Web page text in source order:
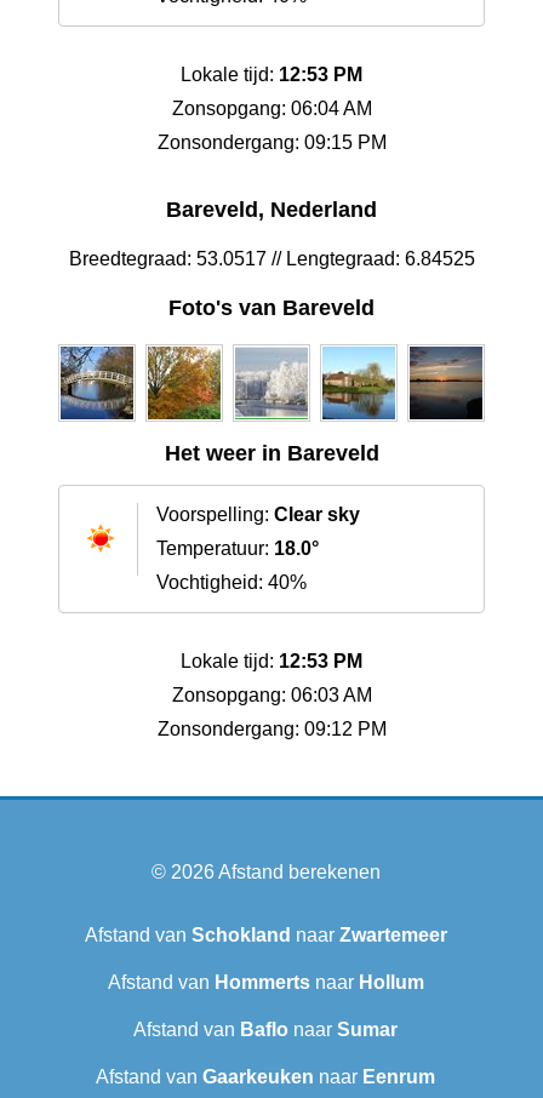
Lokale tijd: 12:53 PM
Zonsopgang: 06:04 AM
Zonsondergang: 09:15 PM
Bareveld, Nederland
Breedtegraad: 53.0517 // Lengtegraad: 6.84525
Foto's van Bareveld
Het weer in Bareveld
Voorspelling: Clear sky
Temperatuur: 18.0°
Vochtigheid: 40%
Lokale tijd: 12:53 PM
Zonsopgang: 06:03 AM
Zonsondergang: 09:12 PM
© 2026Afstand berekenen
Afstand van Schokland naar Zwartemeer
Afstand van Hommertsnaar Hollum
Afstand van Baflo naar Sumar
Afstand van Gaarkeuken naar Eenrum